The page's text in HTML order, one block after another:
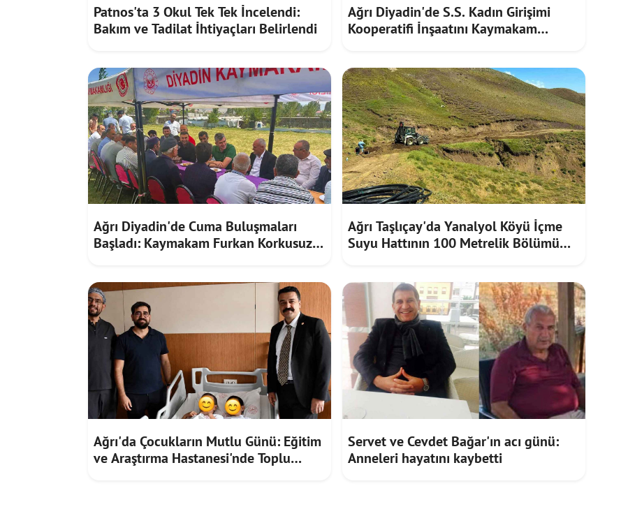
Patnos'ta 3 Okul Tek Tek İncelendi:
Bakım ve Tadilat İhtiyaçları Belirlendi
Ağrı Diyadin'de S.S. Kadın Girişimi
Kooperatifi İnşaatını Kaymakam
Ağrı Diyadin'de Cuma Buluşmaları
Başladı: Kaymakam Furkan Korkusuz
Ağrı Taşlıçay'da Yanalyol Köyü İçme
Suyu Hattının 100 Metrelik Bölümü
Ağrı'da Çocukların Mutlu Günü: Eğitim
ve Araştırma Hastanesi'nde Toplu
Servet ve Cevdet Bağar'ın acı günü:
Anneleri hayatını kaybetti